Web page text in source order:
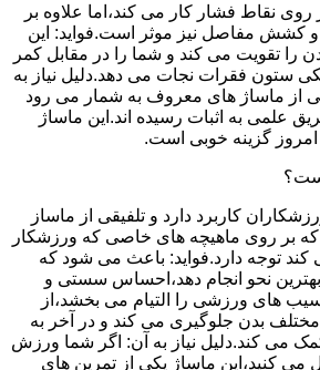
روی نقاط فشار کار می کند،اما علاوه بر
کشش مفاصل نیز موثر است.فواید: این
را تقویت می کند و شما را در مقابل کمر
ستون فقرات نجات می دهد.دلیل نیاز به
از ماساژ های معروف به شمار می رود
علمی به اثبات رسیده اند.این ماساژ
گزینه خوبی است.
کاربرد دارد و تلفیقی از ماساز
بر روی ماهیچه های خاصی که ورزشکار
کند توجه دارد.فواید: باعث می شود که
نحو انجام دهد،احساس سستی و
های ورزشی را التیام می بخشد،از
بدن جلوگیری می کند و در آخر به
می کند.دلیل نیاز به آن: اگر شما ورزش
می کنید،این ماساژ یکی از تمرین های